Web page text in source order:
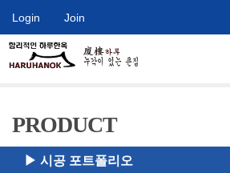
Login Join
PRODUCT
▶ 시공 포트폴리오